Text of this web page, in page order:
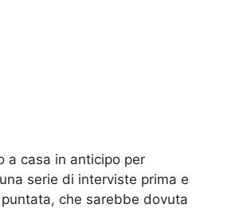
a casa in anticipo per
serie di interviste prima e
che sarebbe dovuta